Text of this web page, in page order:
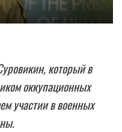
который в
оккупационных
участии в военных